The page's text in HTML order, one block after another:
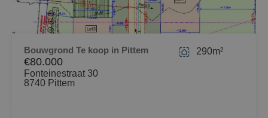
Bouwgrond Te koop in Pittem
€80.000
Fonteinestraat 30
8740 Pittem
290m²